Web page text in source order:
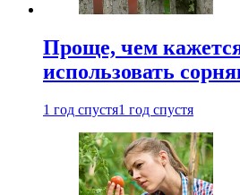
Проще, чем
использовать
1 год спустя1 год спустя